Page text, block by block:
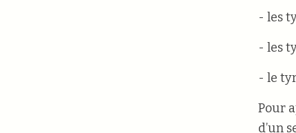
- les
- les
- le
Pour
d’un